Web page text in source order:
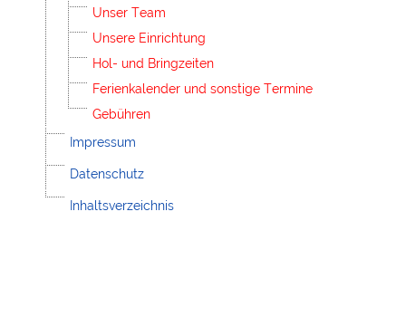
Unser Team
Unsere Einrichtung
Hol- und Bringzeiten
Ferienkalender und sonstige Termine
Gebühren
Impressum
Datenschutz
Inhaltsverzeichnis